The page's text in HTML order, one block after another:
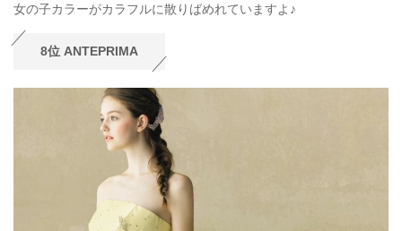
女の子カラーがカラフルに散りばめれていますよ♪
8位 ANTEPRIMA